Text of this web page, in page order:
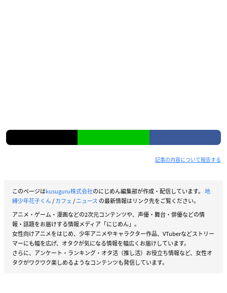
記事の内容について報告する
このページはkusuguru株式会社のにじめん編集部が作成・配信しています。 地
縛少年花子くん/カフェ/ニュース の最新情報はリンク先をご覧ください。
アニメ・ゲーム・漫画などの2次元コンテンツや、声優・舞台・俳優などの情
報・話題をお届けする情報メディア「にじめん」。
女性向けアニメをはじめ、少年アニメやキャラクター作品、VTuberなどストリー
マーにも幅を広げ、オタクが気になる情報を幅広くお届けしています。
さらに、アンケート・ランキング・オタ活（推し活）お役立ち情報など、女性オ
タクがワクワク楽しめるようなコンテンツも発信しています。